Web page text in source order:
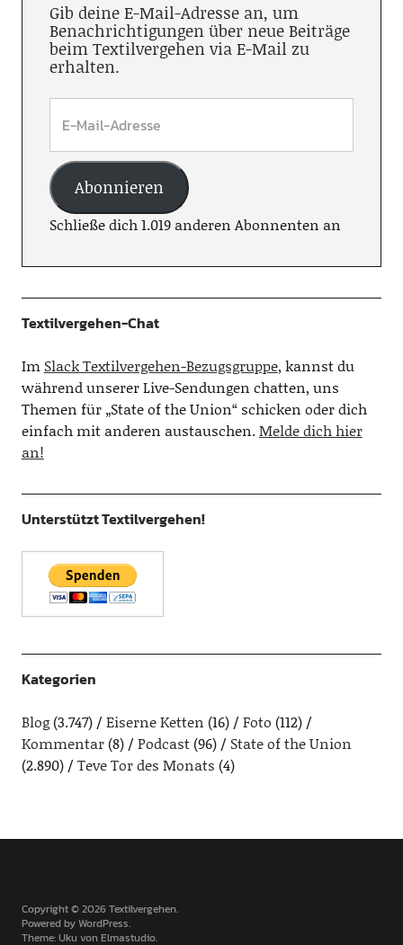
Gib deine E-Mail-Adresse an, um
Benachrichtigungen über neue Beiträge
beim Textilvergehen via E-Mail zu
erhalten.
Abonnieren
Schließe dich 1.019 anderen Abonnenten an
Textilvergehen-Chat
Im Slack Textilvergehen-Bezugsgruppe, kannst du
während unserer Live-Sendungen chatten, uns
Themen für „State of the Union“ schicken oder dich
einfach mit anderen austauschen.Melde dich hier
an!
Unterstützt Textilvergehen!
Kategorien
Blog(3.747) Eiserne Ketten (16) Foto (112)
Kommentar(8) Podcast(96)
State of the Union
(2.890)
Teve Tor des Monats (4)
Copyright © 2026 Textilvergehen
Powered byWordPress
Theme: Uku vonElmastudio